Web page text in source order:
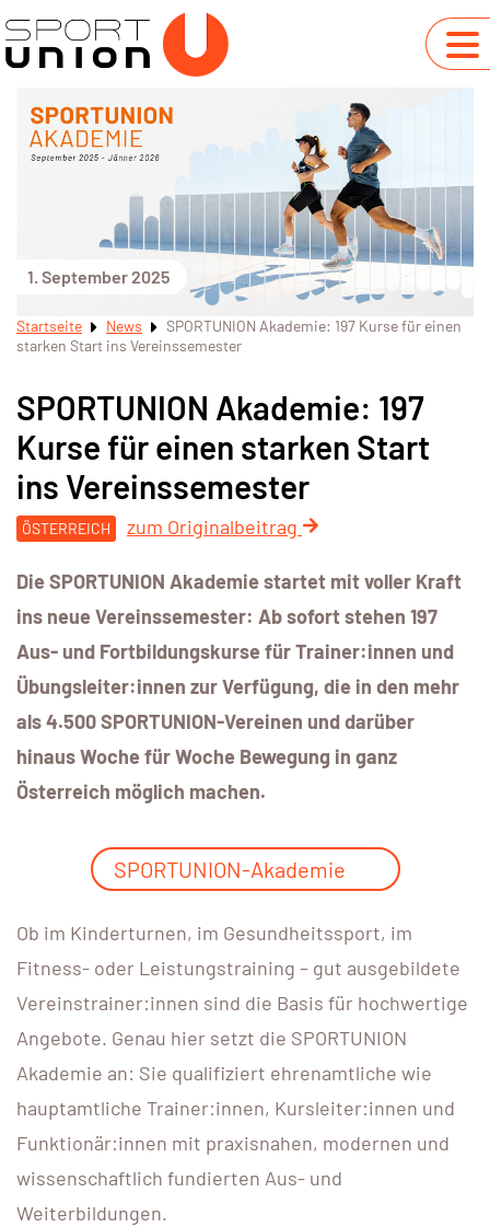
1. September 2025
Startseite News
SPORTUNION Akademie: 197 Kurse für einen
starken Start ins Vereinssemester
SPORTUNION Akademie: 197
Kurse für einen starken Start
ins Vereinssemester
ÖSTERREICH zum Originalbeitrag
Die SPORTUNION Akademie startet mit voller Kraft
ins neue Vereinssemester: Ab sofort stehen 197
Aus- und Fortbildungskurse für Trainer:innen und
Übungsleiter:innen zur Verfügung, die in den mehr
als 4.500 SPORTUNION-Vereinen und darüber
hinaus Woche für Woche Bewegung in ganz
Österreich möglich machen.
SPORTUNION-Akademie
Ob im Kinderturnen, im Gesundheitssport, im
Fitness- oder Leistungstraining – gut ausgebildete
Vereinstrainer:innen sind die Basis für hochwertige
Angebote. Genau hier setzt die SPORTUNION
Akademie an: Sie qualifiziert ehrenamtliche wie
hauptamtliche Trainer:innen, Kursleiter:innen und
Funktionär:innen mit praxisnahen, modernen und
wissenschaftlich fundierten Aus- und
Weiterbildungen.